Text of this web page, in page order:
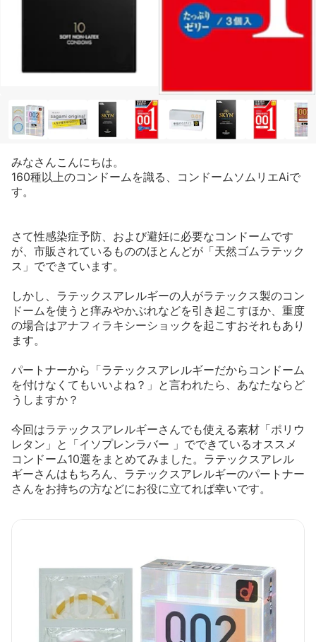
みなさんこんにちは。
160種以上のコンドームを識る、コンドームソムリエAiで
す。
さて性感染症予防、および避妊に必要なコンドームです
が、市販されているもののほとんどが「天然ゴムラテック
ス」でできています。
しかし、ラテックスアレルギーの人がラテックス製のコン
ドームを使うと痒みやかぶれなどを引き起こすほか、重度
の場合はアナフィラキシーショックを起こすおそれもあり
ます。
パートナーから「ラテックスアレルギーだからコンドーム
を付けなくてもいいよね？」と言われたら、あなたならど
うしますか？
今回はラテックスアレルギーさんでも使える素材「ポリウ
レタン」と「イソプレンラバー 」でできているオススメ
コンドーム10選をまとめてみました。ラテックスアレル
ギーさんはもちろん、ラテックスアレルギーのパートナー
さんをお持ちの方などにお役に立てれば幸いです。